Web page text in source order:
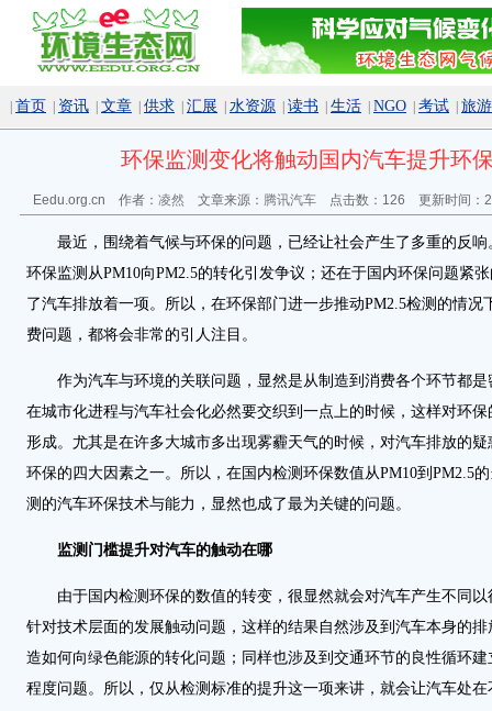
首页 资讯 文章 供求 汇展 水资源 读书 生活 NGO 考试 旅游
环保监测变化将触动国内汽车提升环
Eedu.org.cn 作者： 凌然 文章来源： 腾讯汽车 点击数： 126 更新时间：
最近，围绕着气候与环保的问题，已经让社会产生了多重的反
环保监测从PM10向PM2.5的转化引发争议；还在于国内环保问题紧
了汽车排放着一项。所以，在环保部门进一步推动PM2.5检测的情况
费问题，都将会非常的引人注目。
作为汽车与环境的关联问题，显然是从制造到消费各个环节都
在城市化进程与汽车社会化必然要交织到一点上的时候，这样对环
形成。尤其是在许多大城市多出现雾霾天气的时候，对汽车排放的
环保的四大因素之一。所以，在国内检测环保数值从PM10到PM2.5
测的汽车环保技术与能力，显然也成了最为关键的问题。
监测门槛提升对汽车的触动在哪
由于国内检测环保的数值的转变，很显然就会对汽车产生不同
针对技术层面的发展触动问题，这样的结果自然涉及到汽车本身的
造如何向绿色能源的转化问题；同样也涉及到交通环节的良性循环
程度问题。所以，仅从检测标准的提升这一项来讲，就会让汽车处